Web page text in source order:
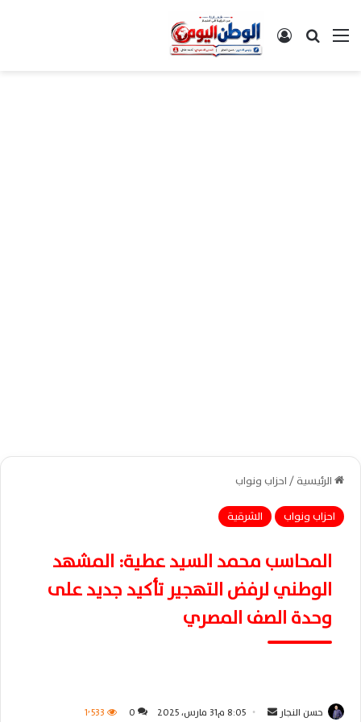
القائمةبحث عن تسجيل الدخول
الرئيسية/احزاب ونواب
احزاب ونواب
الشرقية
المحاسب محمد السيد عطية: المشهد
الوطني لرفض التهجير تأكيد جديد على
وحدة الصف المصري
حسن النجار 8:05 م31 مارس، 2025 0
1٬533